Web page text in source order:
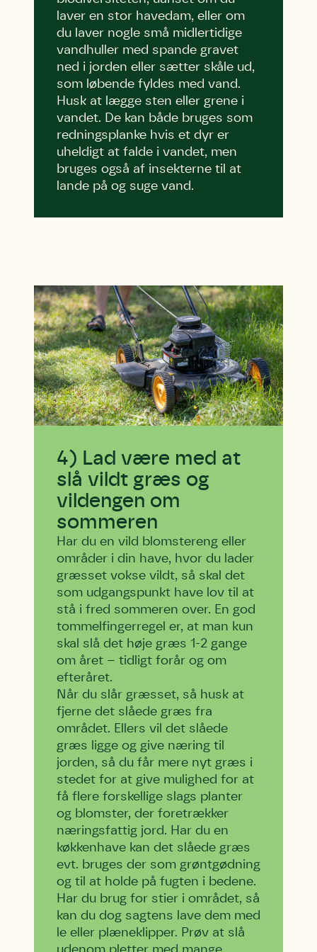
laver en stor havedam, eller om
du laver nogle små midlertidige
vandhuller med spande gravet
ned i jorden eller sætter skåle ud,
som løbende fyldes med vand.
Husk at lægge sten eller grene i
vandet. De kan både bruges som
redningsplanke hvis et dyr er
uheldigt at falde i vandet, men
bruges også af insekterne til at
lande på og suge vand.
4) Lad være med at
slå vildt græs og
vildengen om
sommeren
Har du en vild blomstereng eller
områder i din have, hvor du lader
græsset vokse vildt, så skal det
som udgangspunkt have lov til at
stå i fred sommeren over. En god
tommelfingerregel er, at man kun
skal slå det høje græs 1-2 gange
om året – tidligt forår og om
efteråret.
Når du slår græsset, så husk at
fjerne det slåede græs fra
området. Ellers vil det slåede
græs ligge og give næring til
jorden, så du får mere nyt græs i
stedet for at give mulighed for at
få flere forskellige slags planter
og blomster, der foretrækker
næringsfattig jord. Har du en
køkkenhave kan det slåede græs
evt. bruges der som grøntgødning
og til at holde på fugten i bedene.
Har du brug for stier i området, så
kan du dog sagtens lave dem med
le eller plæneklipper. Prøv at slå
Test
Hjørring
Linie 2
Endelig er kvashegnet også et godt
hjem for jordhumle, der nok er den
mest kendte af de danske humlebiarter.
Den store humlebi – eller brumbasse
som mange kalder den.
Andet punkt
Humlebier bestøver effektivt blomster
og afgrøder i din have.